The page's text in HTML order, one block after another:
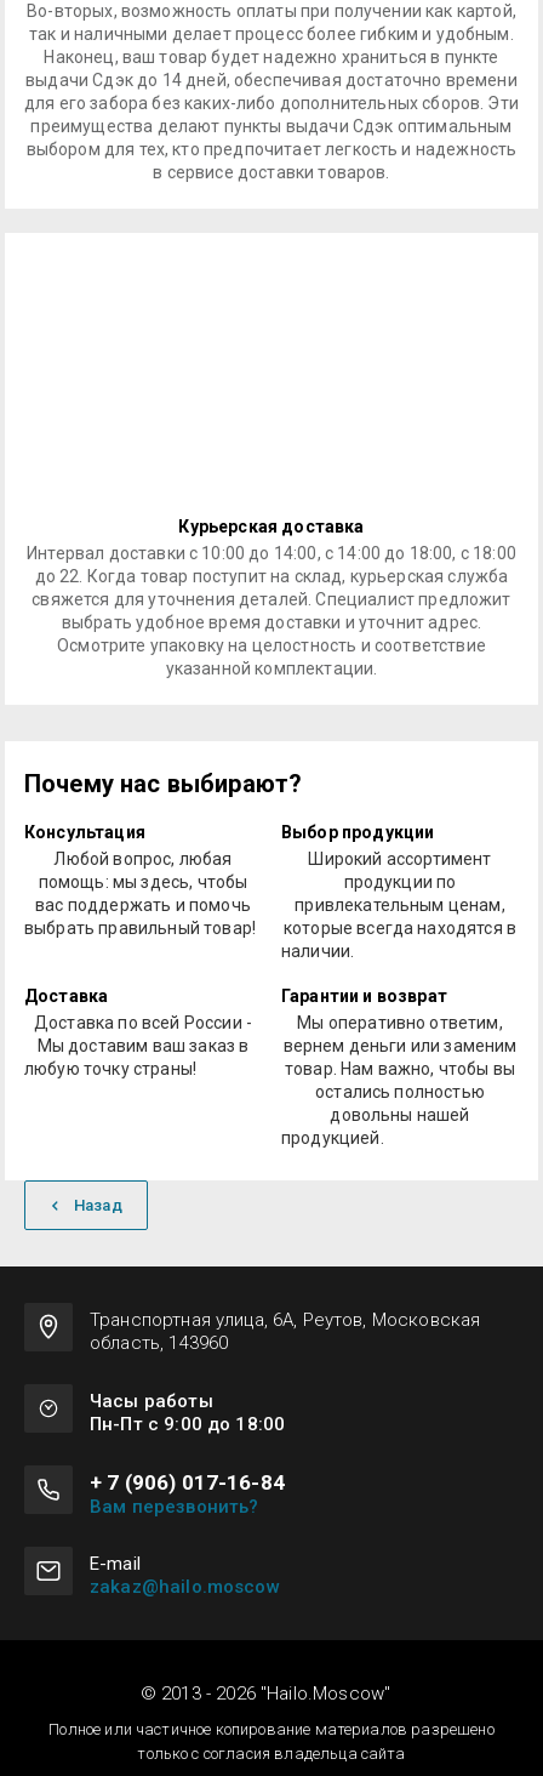
Во-вторых, возможность оплаты при получении как картой,
так и наличными делает процесс более гибким и удобным.
Наконец, ваш товар будет надежно храниться в пункте
выдачи Сдэк до 14 дней, обеспечивая достаточно времени
для его забора без каких-либо дополнительных сборов. Эти
преимущества делают пункты выдачи Сдэк оптимальным
выбором для тех, кто предпочитает легкость и надежность
в сервисе доставки товаров.
Курьерская доставка
Интервал доставки с 10:00 до 14:00, с 14:00 до 18:00, с 18:00
до 22. Когда товар поступит на склад, курьерская служба
свяжется для уточнения деталей. Специалист предложит
выбрать удобное время доставки и уточнит адрес.
Осмотрите упаковку на целостность и соответствие
указанной комплектации.
Почему нас выбирают?
Консультация
Любой вопрос, любая
помощь: мы здесь, чтобы
вас поддержать и помочь
выбрать правильный товар!
Выбор продукции
Широкий ассортимент
продукции по
привлекательным ценам,
которые всегда находятся в
наличии.
Доставка
Доставка по всей России -
Мы доставим ваш заказ в
любую точку страны!
Гарантии и возврат
Мы оперативно ответим,
вернем деньги или заменим
товар. Нам важно, чтобы вы
остались полностью
довольны нашей
продукцией.
Назад
Транспортная улица, 6А, Реутов, Московская
область, 143960
Часы работы
Пн-Пт с 9:00 до 18:00
+ 7 (906) 017-16-84
Вам перезвонить?
Е-mail
zakaz@hailo.moscow
© 2013 - 2026 "Hailo.Moscow"
Полное или частичное копирование материалов разрешено
только с согласия владельца сайта